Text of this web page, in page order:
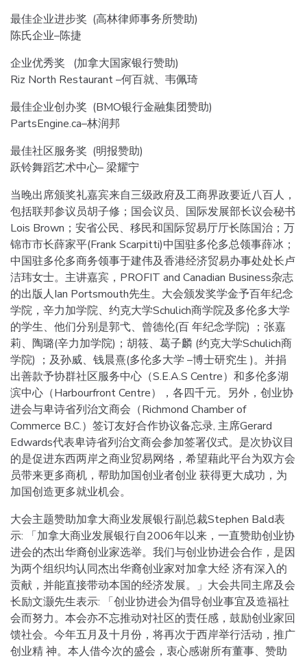
最佳企业进步奖 (高林律师事务所赞助)
陈氏企业–陈捷
企业优秀奖 (加拿大国家银行赞助)
Riz North Restaurant –何百就、韦佩琦
最佳企业创办奖 (BMO银行金融集团赞助)
PartsEngine.ca–林润邦
最佳社区服务奖 (明报赞助)
跃铃舞蹈艺术中心– 梁耀宁
当晚出席颁奖礼嘉宾来自三级政府及工商界政要近八百人，
包括联邦参议员胡子修；国会议员、国际发展部长议会秘书
Lois Brown；安省公民、移民和国际贸易厅厅长陈国治；万
锦市市长薛家平(Frank Scarpitti)中国驻多伦多总领事薛冰；
中国驻多伦多商务领事于建伟及香港经济贸易办事处处长卢
洁玮女士。主讲嘉宾，PROFIT and Canadian Business杂志
的出版人Ian Portsmouth先生。大会颁发奖学金予百年纪念
学院，辛力加学院、约克大学Schulich商学院及多伦多大学
的学生、他们分别是郭弋、曾德伦(百 年纪念学院) ；张嘉
莉、陶璐(辛力加学院)；胡筱、葛子麟 (约克大学Schulich商
学院) ；及孙威、钱晨熹(多伦多大学 –博士研究生 )。并捐
出善款予协群社区服务中心（S.E.A.S Centre）和多伦多湖
滨中心（Harbourfront Centre），各四千元。另外，创业协
进会与卑诗省列治文商会（Richmond Chamber of
Commerce B.C.）签订友好合作协议备忘录, 主席Gerard
Edwards代表卑诗省列治文商会参加签署仪式。是次协议目
的是促进东西两岸之商业贸易网络，希望藉此平台为双方会
员带来更多商机，帮助加国创业者创业 获得更大成功，为
加国创造更多就业机会。
大会主题赞助加拿大商业发展银行副总裁Stephen Bald表
示: 「加拿大商业发展银行自2006年以来，一直赞助创业协
进会的杰出华裔创业家选举。我们与创业协进会合作，是因
为两个组织均认同杰出华裔创业家对加拿大经 济有深入的
贡献，并能直接带动本国的经济发展。」大会共同主席及会
长励文灏先生表示: 「创业协进会为倡导创业事宜及造福社
会而努力。本会亦不忘推动对社区的责任感，鼓励创业家回
馈社会。今年五月及十月份，将再次于西岸举行活动，推广
创业精 神。本人借今次的盛会，衷心感谢所有董事、赞助